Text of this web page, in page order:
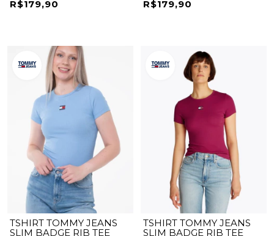
EXT
R$179,90 EXT
R$179,90
TSHIRT TOMMY JEANS
SLIM BADGE RIB TEE
TSHIRT TOMMY JEANS
SLIM BADGE RIB TEE